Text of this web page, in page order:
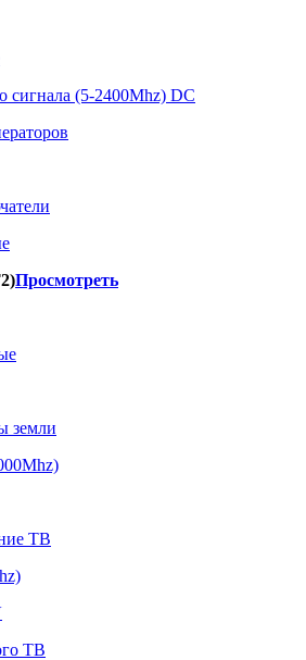
сигнала (5-2400Mhz) DC
Просмотреть
земли
ТВ
ТВ